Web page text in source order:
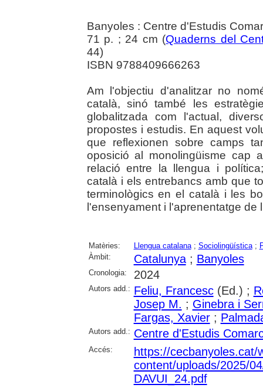
Banyoles : Centre d'Estudis
71 p. ; 24 cm (Quaderns del
44)
ISBN 9788409666263
Am l'objectiu d'analitzar no
català, sinó també les
globalitzada com l'actual,
propostes i estudis. En aquest
que reflexionen sobre camps
oposició al monolingüisme cap
relació entre la llengua i
català i els entrebancs amb que
terminològics en el català i les
l'ensenyament i l'aprenentatge de
Matèries: Llengua catalana; Sociolingüística;
Àmbit:
Catalunya; Banyoles
Cronologia: 2024
Autors add.: Feliu, Francesc(Ed.) ;
Josep M. ; Ginebra i
Fargas, Xavier;
Autors add.: Centre d'Estudis
Accés:
https://cecbanyoles.cat/
content/uploads/2025/
DAVUI_24.pdf